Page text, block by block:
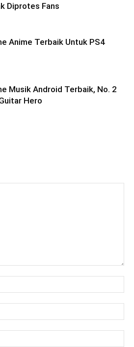
Diprotes Fans
Anime Terbaik Untuk PS4
Musik Android Terbaik, No. 2
Hero